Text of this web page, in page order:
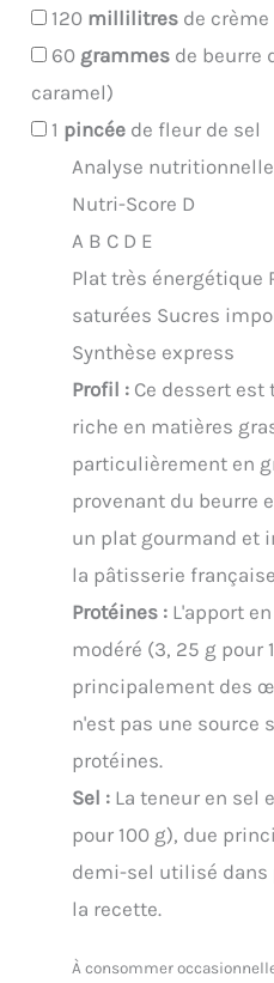
120 millilitres de
60 grammes de beurre
caramel)
1 pincée de fleur de sel
Analyse nutritionnelle
Nutri-Score D
A B C D E
Plat très énergétique
saturées Sucres
Synthèse express
Profil : Ce dessert
riche en matières
particulièrement en
provenant du beurre
un plat gourmand et
la pâtisserie
Protéines : L'apport
modéré (3, 25 g pour
principalement des
n'est pas une source
protéines.
Sel : La teneur en sel
pour 100 g), due
demi-sel utilisé dans
la recette.
À consommer